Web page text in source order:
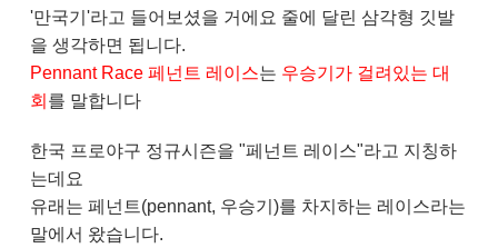
'만국기'라고 들어보셨을 거에요 줄에 달린 삼각형 깃발
을 생각하면 됩니다.
Pennant Race 페넌트 레이스는 우승기가 걸려있는 대
회 를 말합니다
한국 프로야구 정규시즌을 "페넌트 레이스"라고 지칭하
는데요
유래는 페넌트(pennant, 우승기)를 차지하는 레이스라는
말에서 왔습니다.